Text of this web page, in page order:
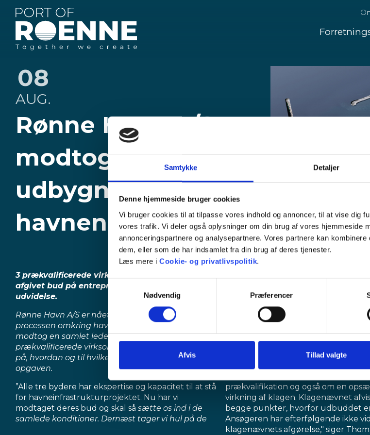
Samtykke Detaljer
Denne hjemmeside bruger cookies
Vi bruger cookies til at tilpasse vores indhold og annoncer, til at vise dig
vores trafik. Vi deler også oplysninger om din brug af vores hjemmeside
annonceringspartnere og analysepartnere. Vores partnere kan
dem, eller som de har indsamlet fra din brug af deres tjenester.
Læs mere i Cookie- og privatlivspolitik.
Samtykkevalg
Nødvendig
Præferencer
Afvis Tillad valgte
Rønne
Havn
Rønne Havn A/S
modtog 3 bud på
udbygningen af
havnen
08
AUG.
3 prækvalificerede virksomheder/konsortier har
afgivet bud på entreprisen for erhvervshavnens
udvidelse.
Rønne Havn A/S er nået til et vigtigt punkt i
processen omkring havneudvidelsen. For mandag
modtog en samlet ledelse og bestyrelse de tre
prækvalificerede virksomheders/konsortiers bud
på, hvordan og til hvilken pris, de vil kunne løfte
opgaven.
”Alle tre bydere har ekspertise og kapacitet til at stå
for havneinfrastrukturprojektet. Nu har vi
modtaget deres bud og skal så sætte os ind i de
samlede konditioner. Dernæst tager vi hul på de
Selvom processen har været klar, så
ansøger om prækvalifikation valgt
”I forbindelse med ansøgning om
og tildeling deraf klagede en af
prækvalifikation til Klagenævnet for
prækvalifikation og også om en
virkning af klagen. Klagenævnet
begge punkter, hvorfor udbuddet
Ansøgeren har efterfølgende ikke
klagenævnets afgørelse," siger